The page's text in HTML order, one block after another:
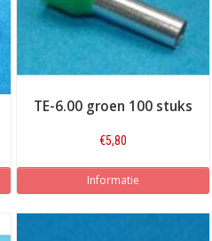
TE-6.00 groen 100 stuks
€5,80
Informatie